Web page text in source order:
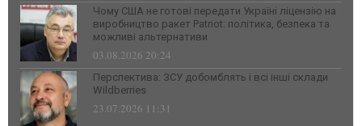
Чому США не готові передати Україні ліцензію на
виробництво ракет Patriot: політика, безпека та
можливі альтернативи
03.08.2026 20:24
Перспектива: ЗСУ добомблять і всі інші склади
Wildberries
23.07.2026 11:31